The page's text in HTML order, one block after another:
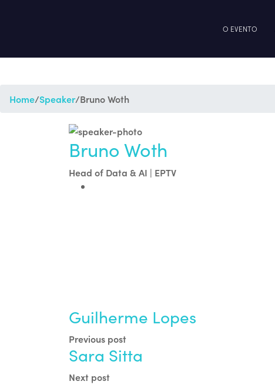
O EVENTO
Home/Speaker/Bruno Woth
Bruno Woth
Head of Data & AI | EPTV
Guilherme Lopes
Previous post
Sara Sitta
Next post